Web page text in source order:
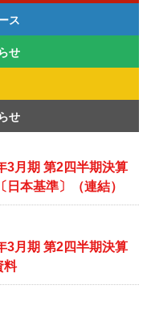
ス
せ
せ
3月期 第2四半期決算
日本基準〕（連結）
3月期 第2四半期決算
料